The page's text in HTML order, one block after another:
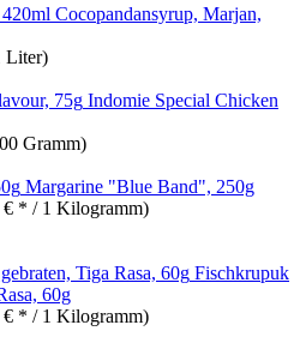
Cocopandansyrup, Marjan,
Liter)
Indomie Special Chicken
Gramm)
Margarine "Blue Band", 250g
€ * / 1 Kilogramm)
Fischkrupuk
60g
€ * / 1 Kilogramm)